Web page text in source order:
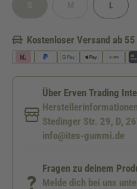
(Diese Option ist zurzeit nicht
(Diese Option ist
L
Kostenloser Versand ab 55
Über Erven Trading
Stedinger Str. 29, D,
info@ites-gummi.de
Fragen zu deinem
Melde dich bei uns